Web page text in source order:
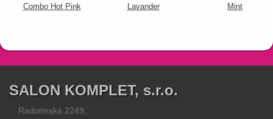
Combo Hot Pink
Lavander
Mint
SALON KOMPLET, s.r.o.
Radotínská 2249,